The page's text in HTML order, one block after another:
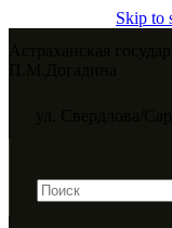
Skip to